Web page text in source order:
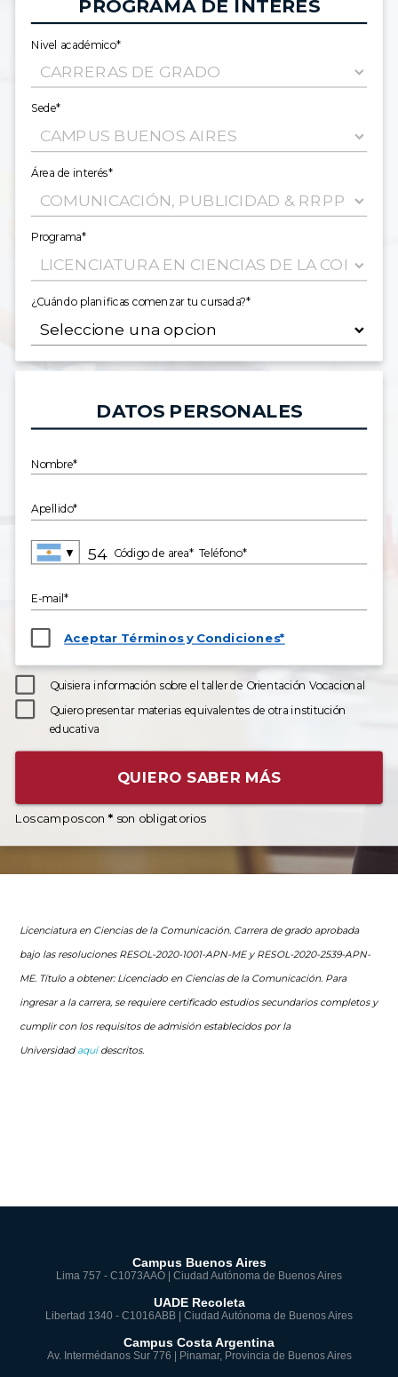
PROGRAMA DE INTERÉS
Nivel académico*
Sede*
Área de interés*
Programa*
¿Cuándo planificas comenzar tu cursada?*
DATOS PERSONALES
Nombre*
Apellido*
▼ Código de area* Teléfono*
E-mail*
Aceptar Términos y Condiciones*
Quisiera información sobre el taller de Orientación Vocacional
Quiero presentar materias equivalentes de otra institución
educativa
QUIERO SABER MÁS
Los campos con * son obligatorios
Licenciatura en Ciencias de la Comunicación. Carrera de grado aprobada
bajo las resoluciones RESOL-2020-1001-APN-ME y RESOL-2020-2539-APN-
ME. Título a obtener: Licenciado en Ciencias de la Comunicación. Para
ingresar a la carrera, se requiere certificado estudios secundarios completos y
cumplir con los requisitos de admisión establecidos por la
Universidad aquídescritos.
Campus Buenos Aires
Lima 757 - C1073AAO | Ciudad Autónoma de Buenos Aires
UADE Recoleta
Libertad 1340 - C1016ABB | Ciudad Autónoma de Buenos Aires
Campus Costa Argentina
Av. Intermédanos Sur 776 | Pinamar, Provincia de Buenos Aires